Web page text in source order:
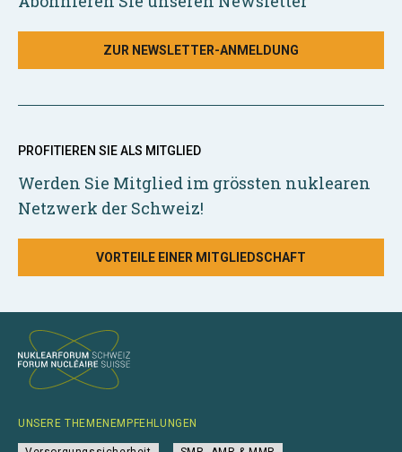
ZUR NEWSLETTER-ANMELDUNG
PROFITIEREN SIE ALS MITGLIED
Werden Sie Mitglied im grössten nuklearen
Netzwerk der Schweiz!
VORTEILE EINER MITGLIEDSCHAFT
UNSERE THEMENEMPFEHLUNGEN